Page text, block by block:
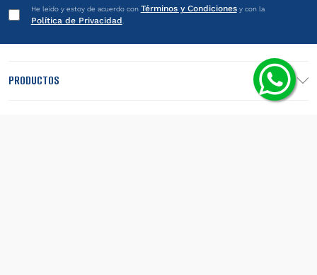
He leído y estoy de acuerdo con Términos y Condicionesy con la
Política de Privacidad
PRODUCTOS